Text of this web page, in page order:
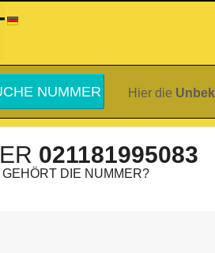
Hier die
021181995083
DIE NUMMER?